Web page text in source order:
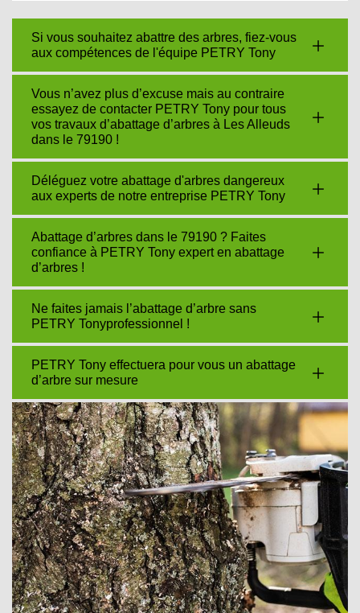
Si vous souhaitez abattre des arbres, fiez-vous
aux compétences de l'équipe PETRY Tony
Vous n’avez plus d’excuse mais au contraire
essayez de contacter PETRY Tony pour tous
vos travaux d’abattage d’arbres à Les Alleuds
dans le 79190 !
Déléguez votre abattage d'arbres dangereux
aux experts de notre entreprise PETRY Tony
Abattage d’arbres dans le 79190 ? Faites
confiance à PETRY Tony expert en abattage
d’arbres !
Ne faites jamais l’abattage d’arbre sans
PETRY Tonyprofessionnel !
PETRY Tony effectuera pour vous un abattage
d’arbre sur mesure